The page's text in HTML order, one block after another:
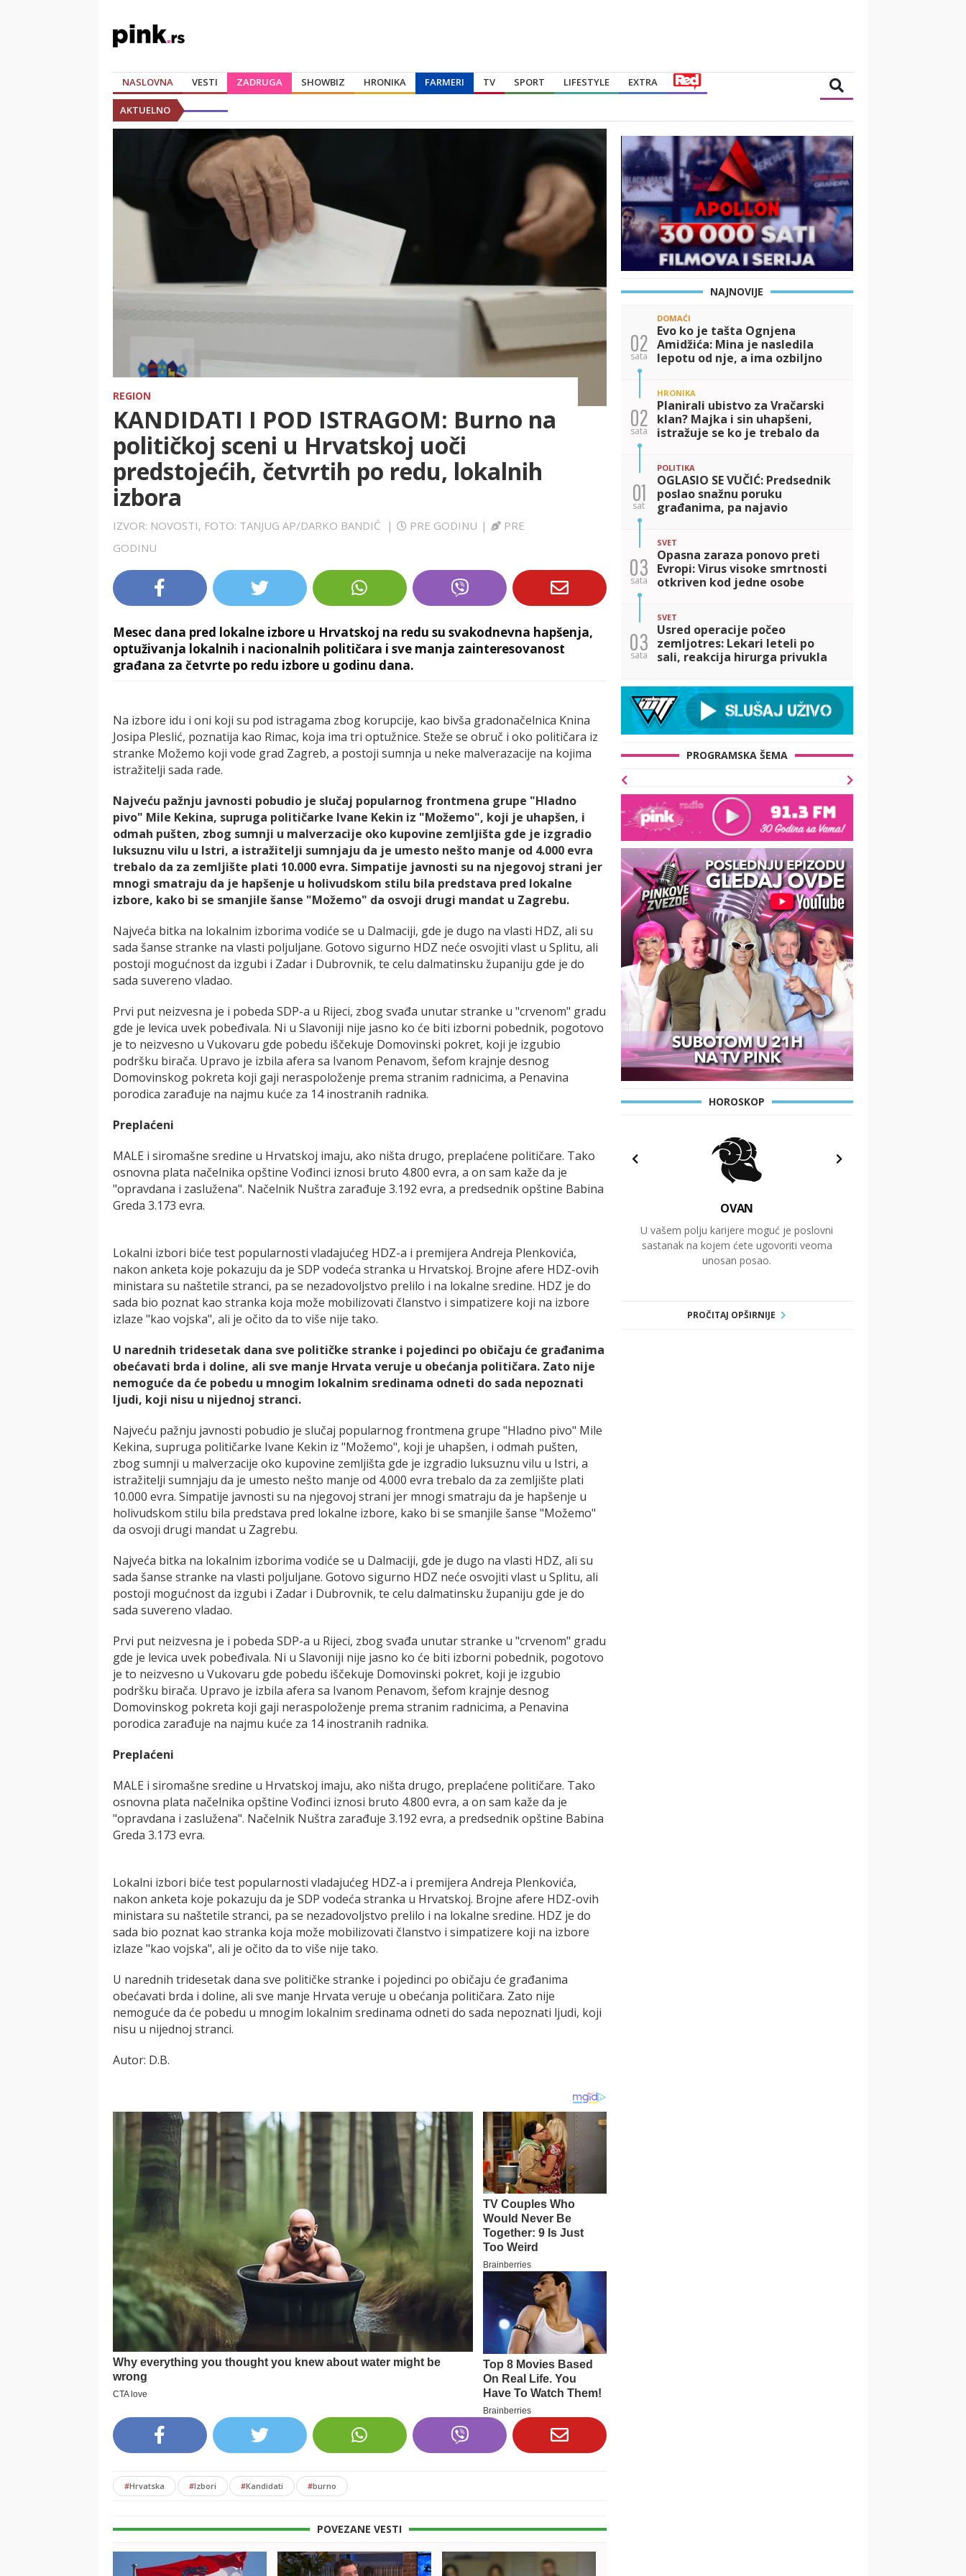
NASLOVNA VESTI ZADRUGA SHOWBIZ HRONIKA FARMERI TV SPORT LIFESTYLE EXTRA
AKTUELNO
REGION
KANDIDATI I POD ISTRAGOM: Burno na
političkoj sceni u Hrvatskoj uoči
predstojećih, četvrtih po redu, lokalnih
izbora
IZVOR: NOVOSTI, FOTO: TANJUG AP/DARKO BANDIĆ | PRE GODINU |
PRE
GODINU
Mesec dana pred lokalne izbore u Hrvatskoj na redu su svakodnevna hapšenja,
optuživanja lokalnih i nacionalnih političara i sve manja zainteresovanost
građana za četvrte po redu izbore u godinu dana.
Na izbore idu i oni koji su pod istragama zbog korupcije, kao bivša gradonačelnica Knina
Josipa Pleslić, poznatija kao Rimac, koja ima tri optužnice. Steže se obruč i oko političara iz
stranke Možemo koji vode grad Zagreb, a postoji sumnja u neke malverazacije na kojima
istražitelji sada rade.
Najveću pažnju javnosti pobudio je slučaj popularnog frontmena grupe "Hladno
pivo" Mile Kekina, supruga političarke Ivane Kekin iz "Možemo", koji je uhapšen, i
odmah pušten, zbog sumnji u malverzacije oko kupovine zemljišta gde je izgradio
luksuznu vilu u Istri, a istražitelji sumnjaju da je umesto nešto manje od 4.000 evra
trebalo da za zemljište plati 10.000 evra. Simpatije javnosti su na njegovoj strani jer
mnogi smatraju da je hapšenje u holivudskom stilu bila predstava pred lokalne
izbore, kako bi se smanjile šanse "Možemo" da osvoji drugi mandat u Zagrebu.
Najveća bitka na lokalnim izborima vodiće se u Dalmaciji, gde je dugo na vlasti HDZ, ali su
sada šanse stranke na vlasti poljuljane. Gotovo sigurno HDZ neće osvojiti vlast u Splitu, ali
postoji mogućnost da izgubi i Zadar i Dubrovnik, te celu dalmatinsku županiju gde je do
sada suvereno vladao.
Prvi put neizvesna je i pobeda SDP-a u Rijeci, zbog svađa unutar stranke u "crvenom" gradu
gde je levica uvek pobeđivala. Ni u Slavoniji nije jasno ko će biti izborni pobednik, pogotovo
je to neizvesno u Vukovaru gde pobedu iščekuje Domovinski pokret, koji je izgubio
podršku birača. Upravo je izbila afera sa Ivanom Penavom, šefom krajnje desnog
Domovinskog pokreta koji gaji neraspoloženje prema stranim radnicima, a Penavina
porodica zarađuje na najmu kuće za 14 inostranih radnika.
Preplaćeni
MALE i siromašne sredine u Hrvatskoj imaju, ako ništa drugo, preplaćene političare. Tako
osnovna plata načelnika opštine Vođinci iznosi bruto 4.800 evra, a on sam kaže da je
"opravdana i zaslužena". Načelnik Nuštra zarađuje 3.192 evra, a predsednik opštine Babina
Greda 3.173 evra.
Lokalni izbori biće test popularnosti vladajućeg HDZ-a i premijera Andreja Plenkovića,
nakon anketa koje pokazuju da je SDP vodeća stranka u Hrvatskoj. Brojne afere HDZ-ovih
ministara su naštetile stranci, pa se nezadovoljstvo prelilo i na lokalne sredine. HDZ je do
sada bio poznat kao stranka koja može mobilizovati članstvo i simpatizere koji na izbore
izlaze "kao vojska", ali je očito da to više nije tako.
U narednih tridesetak dana sve političke stranke i pojedinci po običaju će građanima
obećavati brda i doline, ali sve manje Hrvata veruje u obećanja političara. Zato nije
nemoguće da će pobedu u mnogim lokalnim sredinama odneti do sada nepoznati
ljudi, koji nisu u nijednoj stranci.
Najveću pažnju javnosti pobudio je slučaj popularnog frontmena grupe "Hladno pivo" Mile
Kekina, supruga političarke Ivane Kekin iz "Možemo", koji je uhapšen, i odmah pušten,
zbog sumnji u malverzacije oko kupovine zemljišta gde je izgradio luksuznu vilu u Istri, a
istražitelji sumnjaju da je umesto nešto manje od 4.000 evra trebalo da za zemljište plati
10.000 evra. Simpatije javnosti su na njegovoj strani jer mnogi smatraju da je hapšenje u
holivudskom stilu bila predstava pred lokalne izbore, kako bi se smanjile šanse "Možemo"
da osvoji drugi mandat u Zagrebu.
Najveća bitka na lokalnim izborima vodiće se u Dalmaciji, gde je dugo na vlasti HDZ, ali su
sada šanse stranke na vlasti poljuljane. Gotovo sigurno HDZ neće osvojiti vlast u Splitu, ali
postoji mogućnost da izgubi i Zadar i Dubrovnik, te celu dalmatinsku županiju gde je do
sada suvereno vladao.
Prvi put neizvesna je i pobeda SDP-a u Rijeci, zbog svađa unutar stranke u "crvenom" gradu
gde je levica uvek pobeđivala. Ni u Slavoniji nije jasno ko će biti izborni pobednik, pogotovo
je to neizvesno u Vukovaru gde pobedu iščekuje Domovinski pokret, koji je izgubio
podršku birača. Upravo je izbila afera sa Ivanom Penavom, šefom krajnje desnog
Domovinskog pokreta koji gaji neraspoloženje prema stranim radnicima, a Penavina
porodica zarađuje na najmu kuće za 14 inostranih radnika.
Preplaćeni
MALE i siromašne sredine u Hrvatskoj imaju, ako ništa drugo, preplaćene političare. Tako
osnovna plata načelnika opštine Vođinci iznosi bruto 4.800 evra, a on sam kaže da je
"opravdana i zaslužena". Načelnik Nuštra zarađuje 3.192 evra, a predsednik opštine Babina
Greda 3.173 evra.
Lokalni izbori biće test popularnosti vladajućeg HDZ-a i premijera Andreja Plenkovića,
nakon anketa koje pokazuju da je SDP vodeća stranka u Hrvatskoj. Brojne afere HDZ-ovih
ministara su naštetile stranci, pa se nezadovoljstvo prelilo i na lokalne sredine. HDZ je do
sada bio poznat kao stranka koja može mobilizovati članstvo i simpatizere koji na izbore
izlaze "kao vojska", ali je očito da to više nije tako.
U narednih tridesetak dana sve političke stranke i pojedinci po običaju će građanima
obećavati brda i doline, ali sve manje Hrvata veruje u obećanja političara. Zato nije
nemoguće da će pobedu u mnogim lokalnim sredinama odneti do sada nepoznati ljudi, koji
nisu u nijednoj stranci.
Autor: D.B.
#Hrvatska #Izbori #Kandidati #burno
POVEZANE VESTI
NAJNOVIJE
02
sata
DOMAĆI
Evo ko je tašta Ognjena
Amidžića: Mina je nasledila
lepotu od nje, a ima ozbiljno
02
sata
HRONIKA
Planirali ubistvo za Vračarski
klan? Majka i sin uhapšeni,
istražuje se ko je trebalo da
01
sat
POLITIKA
OGLASIO SE VUČIĆ: Predsednik
poslao snažnu poruku
građanima, pa najavio
03
sata
SVET
Opasna zaraza ponovo preti
Evropi: Virus visoke smrtnosti
otkriven kod jedne osobe
03
sata
SVET
Usred operacije počeo
zemljotres: Lekari leteli po
sali, reakcija hirurga privukla
PROGRAMSKA ŠEMA
HOROSKOP
OVAN
U vašem polju karijere moguć je poslovni
sastanak na kojem ćete ugovoriti veoma
unosan posao.
PROČITAJ OPŠIRNIJE